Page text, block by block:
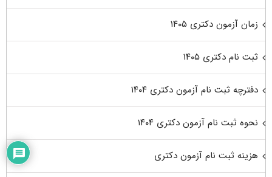
زمان آزمون دکتری ۱۴۰۵
ثبت نام دکتری ۱۴۰۵
دفترچه ثبت نام آزمون دکتری ۱۴۰۴
نحوه ثبت نام آزمون دکتری ۱۴۰۴
هزینه ثبت نام آزمون دکتری